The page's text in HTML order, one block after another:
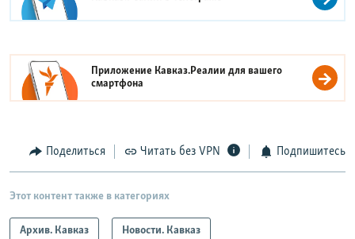
Приложение Кавказ.Реалии для вашего
смартфона
Поделиться Читать без VPN Подпишитесь
Этот контент также в категориях
Архив. Кавказ Новости. Кавказ